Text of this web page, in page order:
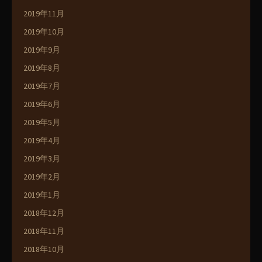
2019年11月
2019年10月
2019年9月
2019年8月
2019年7月
2019年6月
2019年5月
2019年4月
2019年3月
2019年2月
2019年1月
2018年12月
2018年11月
2018年10月